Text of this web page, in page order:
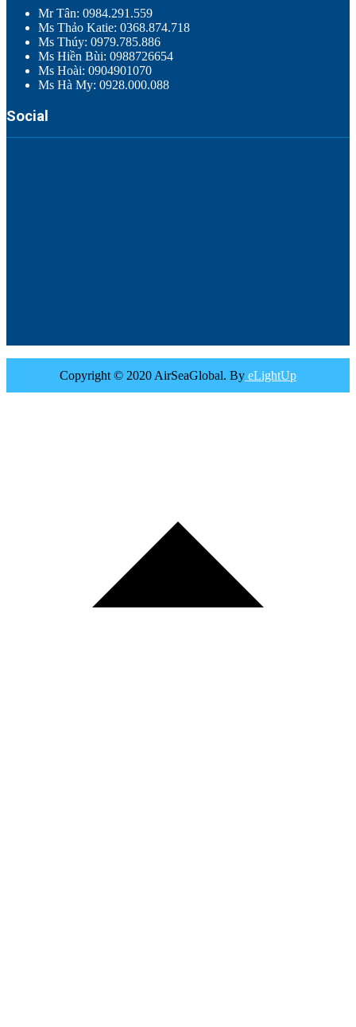
Mr Tân: 0984.291.559
Ms Thảo Katie: 0368.874.718
Ms Thúy: 0979.785.886
Ms Hiền Bùi: 0988726654
Ms Hoài: 0904901070
Ms Hà My: 0928.000.088
Social
Copyright © 2020 AirSeaGlobal. By eLightUp